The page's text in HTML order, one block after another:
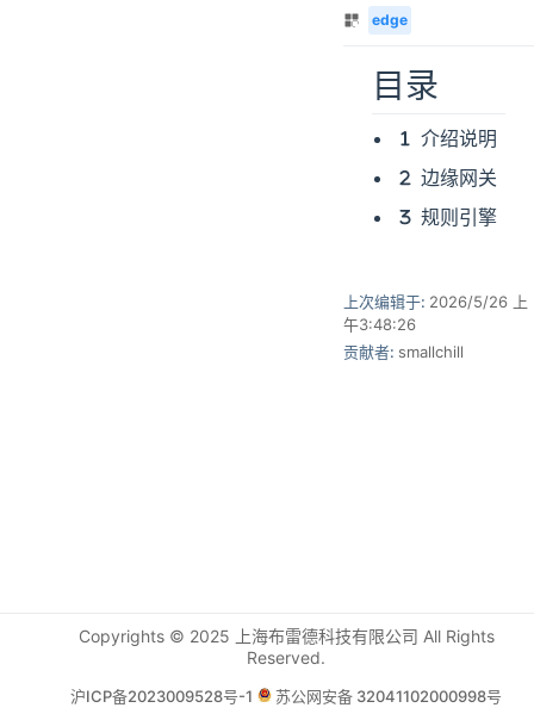
edge
目录
介绍说明
边缘网关
规则引擎
上次编辑于: 2026/5/26 上
午3:48:26
贡献者: smallchill
Copyrights © 2025 上海布雷德科技有限公司 All Rights
Reserved.
沪ICP备2023009528号-1 苏公网安备 32041102000998号